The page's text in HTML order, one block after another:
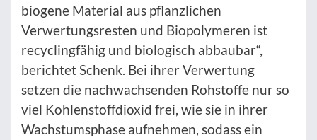
biogene Material aus pflanzlichen
Verwertungsresten und Biopolymeren ist
recyclingfähig und biologisch abbaubar“,
berichtet Schenk. Bei ihrer Verwertung
setzen die nachwachsenden Rohstoffe nur so
viel Kohlenstoffdioxid frei, wie sie in ihrer
Wachstumsphase aufnehmen, sodass ein